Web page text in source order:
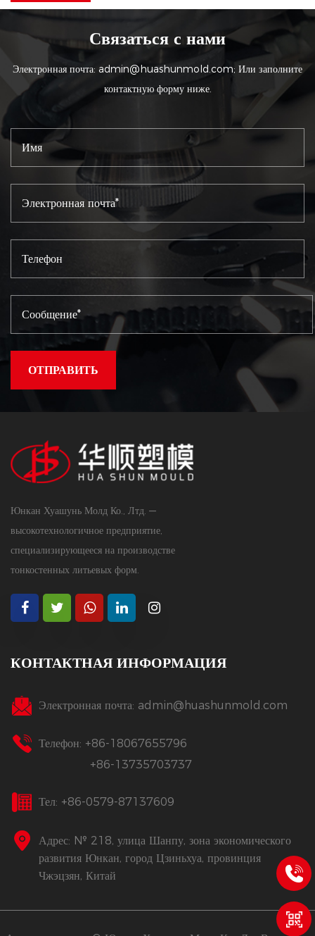
Связаться с нами
Электронная почта: admin@huashunmold.com; Или заполните
контактную форму ниже.
Юнкан Хуашунь Молд Ко., Лтд. —
высокотехнологичное предприятие,
специализирующееся на производстве
тонкостенных литьевых форм.
КОНТАКТНАЯ ИНФОРМАЦИЯ
Электронная почта: admin@huashunmold.com
Телефон: +86-18067655796
+86-13735703737
Тел: +86-0579-87137609
Адрес: № 218, улица Шанпу, зона экономического
развития Юнкан, город Цзиньхуа, провинция
Чжэцзян, Китай